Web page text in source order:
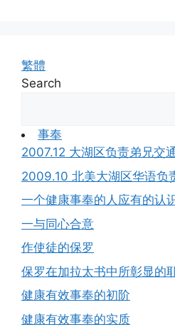
繁體
Search
事奉
2007.12 大湖区负责弟兄交
2009.10 北美大湖区华语负
一个健康事奉的人应有的认
一与同心合意
作使徒的保罗
保罗在加拉太书中所彰显的
健康有效事奉的初阶
健康有效事奉的实质